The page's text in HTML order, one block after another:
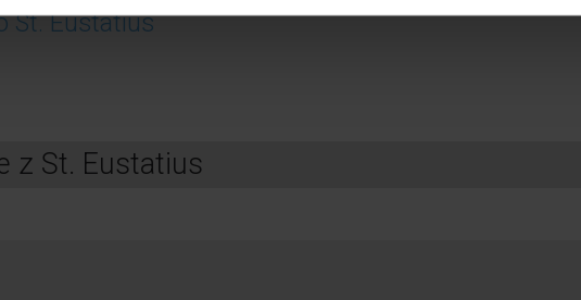
St. Eustatius
z St. Eustatius